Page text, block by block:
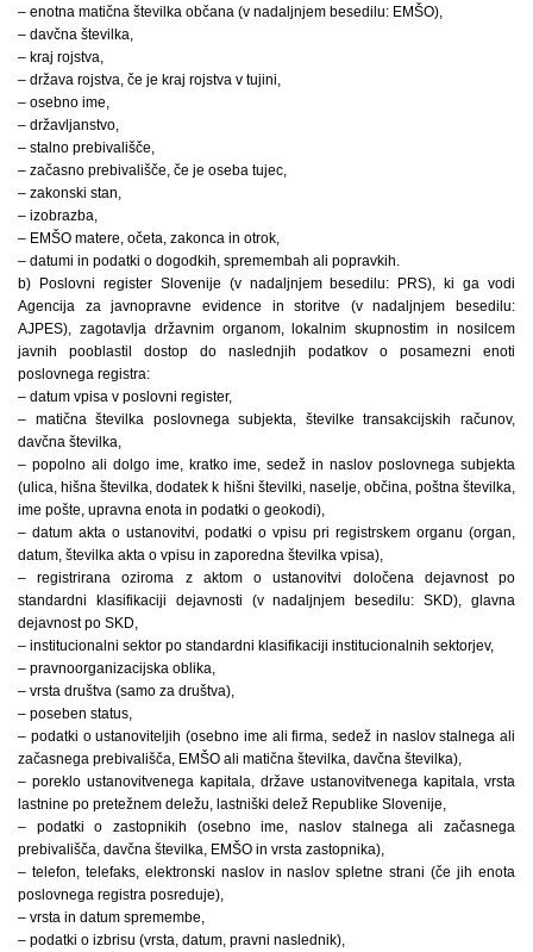
– enotna matična številka občana (v nadaljnjem besedilu: EMŠO),
– davčna številka,
– kraj rojstva,
– država rojstva, če je kraj rojstva v tujini,
– osebno ime,
– državljanstvo,
– stalno prebivališče,
– začasno prebivališče, če je oseba tujec,
– zakonski stan,
– izobrazba,
– EMŠO matere, očeta, zakonca in otrok,
– datumi in podatki o dogodkih, spremembah ali popravkih.
b) Poslovni register Slovenije (v nadaljnjem besedilu: PRS), ki ga vodi
Agencija za javnopravne evidence in storitve (v nadaljnjem besedilu:
AJPES), zagotavlja državnim organom, lokalnim skupnostim in nosilcem
javnih pooblastil dostop do naslednjih podatkov o posamezni enoti
poslovnega registra:
– datum vpisa v poslovni register,
– matična številka poslovnega subjekta, številke transakcijskih računov,
davčna številka,
– popolno ali dolgo ime, kratko ime, sedež in naslov poslovnega subjekta
(ulica, hišna številka, dodatek k hišni številki, naselje, občina, poštna številka,
ime pošte, upravna enota in podatki o geokodi),
– datum akta o ustanovitvi, podatki o vpisu pri registrskem organu (organ,
datum, številka akta o vpisu in zaporedna številka vpisa),
– registrirana oziroma z aktom o ustanovitvi določena dejavnost po
standardni klasifikaciji dejavnosti (v nadaljnjem besedilu: SKD), glavna
dejavnost po SKD,
– institucionalni sektor po standardni klasifikaciji institucionalnih sektorjev,
– pravnoorganizacijska oblika,
– vrsta društva (samo za društva),
– poseben status,
– podatki o ustanoviteljih (osebno ime ali firma, sedež in naslov stalnega ali
začasnega prebivališča, EMŠO ali matična številka, davčna številka),
– poreklo ustanovitvenega kapitala, države ustanovitvenega kapitala, vrsta
lastnine po pretežnem deležu, lastniški delež Republike Slovenije,
– podatki o zastopnikih (osebno ime, naslov stalnega ali začasnega
prebivališča, davčna številka, EMŠO in vrsta zastopnika),
– telefon, telefaks, elektronski naslov in naslov spletne strani (če jih enota
poslovnega registra posreduje),
– vrsta in datum spremembe,
– podatki o izbrisu (vrsta, datum, pravni naslednik),